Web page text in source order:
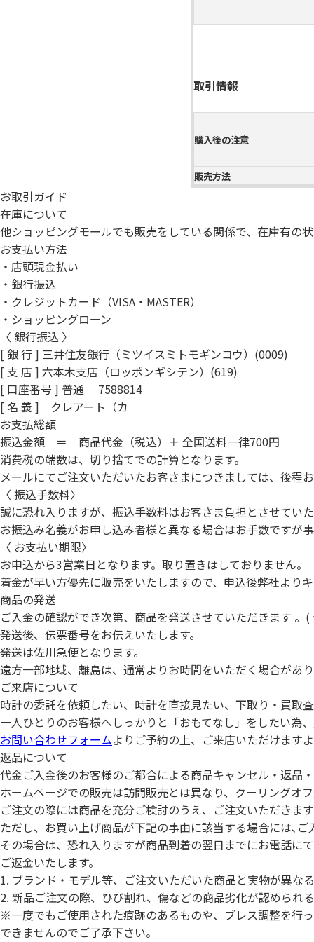
取引情報
購入後の注意
販売方法
お取引ガイド
在庫について
他ショッピングモールでも販売をしている関係で、在庫有の
お支払い方法
・店頭現金払い
・銀行振込
・クレジットカード（VISA・MASTER）
・ショッピングローン
〈 銀行振込 〉
[ 銀 行 ] 三井住友銀行（ミツイスミトモギンコウ）(0009)
[ 支 店 ] 六本木支店（ロッポンギシテン）(619)
[ 口座番号 ] 普通 7588814
[ 名 義 ] クレアート（カ
お支払総額
振込金額 ＝ 商品代金（税込）＋ 全国送料一律700円
消費税の端数は、切り捨てでの計算となります。
メールにてご注文いただいたお客さまにつきましては、後程
〈 振込手数料〉
誠に恐れ入りますが、振込手数料はお客さま負担とさせてい
お振込み名義がお申し込み者様と異なる場合はお手数ですが
〈 お支払い期限〉
お申込から3営業日となります。取り置きはしておりません。
着金が早い方優先に販売をいたしますので、申込後弊社より
商品の発送
ご入金の確認ができ次第、商品を発送させていただきます 。
発送後、伝票番号をお伝えいたします。
発送は佐川急便となります。
遠方一部地域、離島は、通常よりお時間をいただく場合があ
ご来店について
時計の委託を依頼したい、時計を直接見たい、下取り・買取
一人ひとりのお客様へしっかりと「おもてなし」をしたい為
お問い合わせフォームよりご予約の上、ご来店いただけます
返品について
代金ご入金後のお客様のご都合による商品キャンセル・返品
ホームページでの販売は訪問販売とは異なり、クーリングオ
ご注文の際には商品を充分ご検討のうえ、ご注文いただきま
ただし、お買い上げ商品が下記の事由に該当する場合には､
その場合は、恐れ入りますが商品到着の翌日までにお電話に
ご返金いたします。
1. ブランド・モデル等、ご注文いただいた商品と実物が異な
2. 新品ご注文の際、ひび割れ、傷などの商品劣化が認められ
※一度でもご使用された痕跡のあるものや、ブレス調整を行
できませんのでご了承下さい。